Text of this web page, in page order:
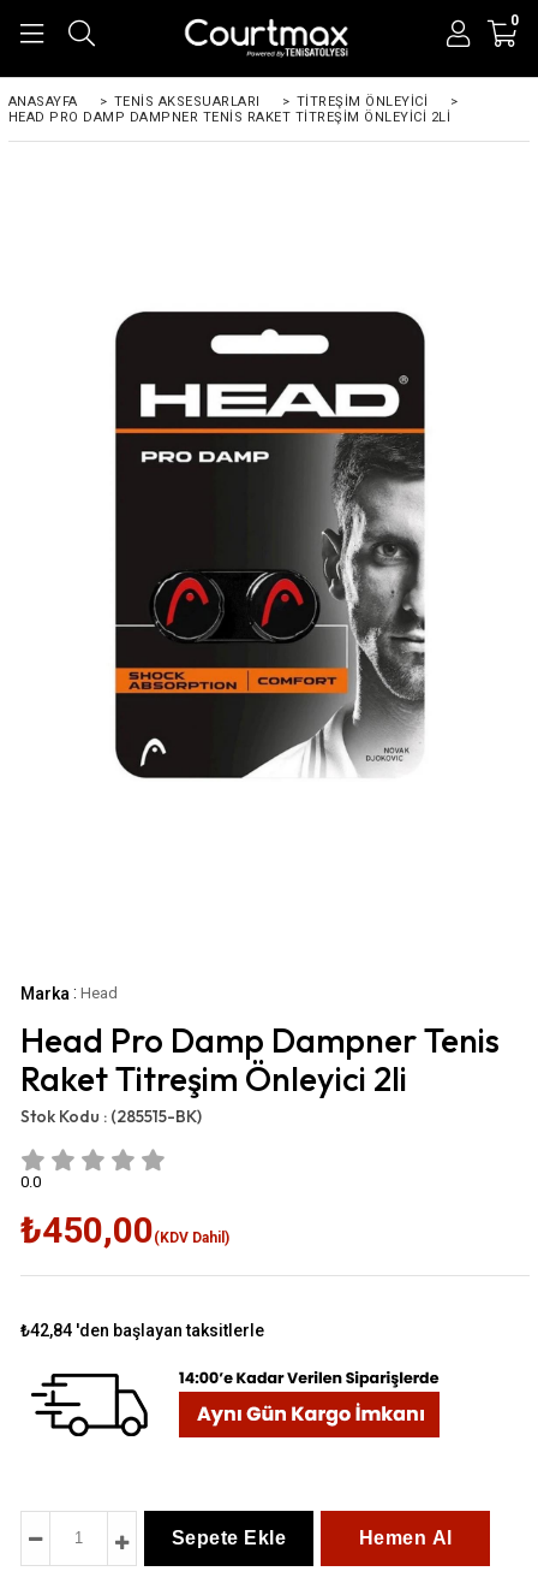
0
ANASAYFA > TENIS AKSESUARLARI > TITREŞIM ÖNLEYICI
>
HEAD PRO DAMP DAMPNER TENIS RAKET TITREŞIM ÖNLEYICI 2LI
Marka : Head
Head Pro Damp Dampner Tenis
Raket Titreşim Önleyici 2li
Stok Kodu : (285515-BK)
0.0
₺450,00(KDV Dahil)
₺42,84 'den başlayan taksitlerle